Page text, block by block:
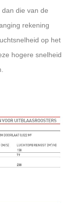
die van de
rekening
op het
hogere snelheid